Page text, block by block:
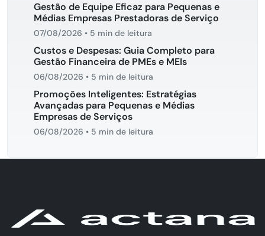
Gestão de Equipe Eficaz para Pequenas e
Médias Empresas Prestadoras de Serviço
07/08/2026 • 5 min de leitura
Custos e Despesas: Guia Completo para
Gestão Financeira de PMEs e MEIs
06/08/2026 • 5 min de leitura
Promoções Inteligentes: Estratégias
Avançadas para Pequenas e Médias
Empresas de Serviços
06/08/2026 • 5 min de leitura